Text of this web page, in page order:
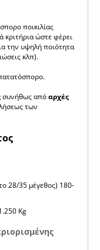
ποικιλίας
ώστε φέρει
την υψηλή ποιότητα
κλπ).
συνήθως απόαρχές
των
28/35 μέγεθος) 180-
Kg